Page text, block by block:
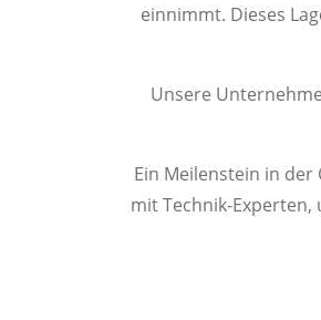
Sonstige Geräte
einnimmt. Dieses
Unsere
Ein Meilenstein in
mit Technik-